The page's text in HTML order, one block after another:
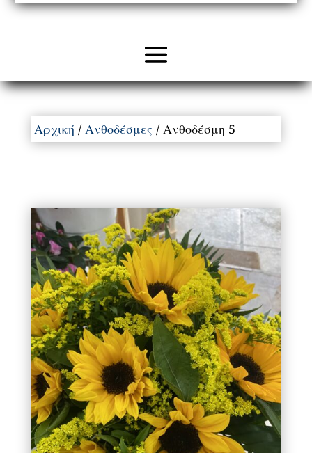
Αρχική /Ανθοδέσμες / Ανθοδέσμη 5